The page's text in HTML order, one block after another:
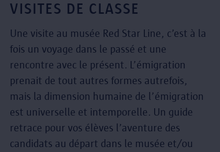
VISITES DE CLASSE
Une visite au musée Red Star Line, c’est à la
fois un voyage dans le passé et une
rencontre avec le présent. L’émigration
prenait de tout autres formes autrefois,
mais la dimension humaine de l’émigration
est universelle et intemporelle. Un guide
retrace pour vos élèves l’aventure des
candidats au départ dans le musée et/ou